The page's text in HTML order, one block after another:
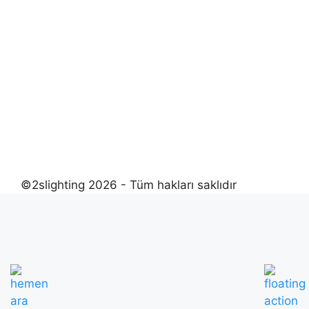
©2slighting 2026 - Tüm hakları saklıdır